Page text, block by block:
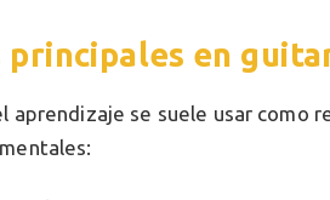
principales en
aprendizaje se suele usar como